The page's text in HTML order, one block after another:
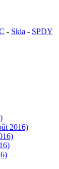
- Skia - SPDY
2016)